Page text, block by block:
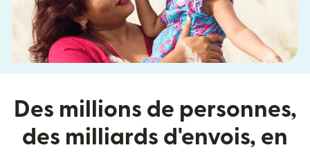
Des millions de personnes,
des milliards d'envois, en